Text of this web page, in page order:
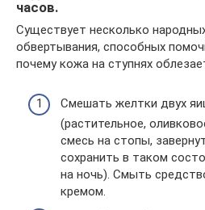
часов.
Существует несколько
обвертывания, способных
почему кожа на ступнях
Смешать желтки двух
(растительное,
смесь на стопы,
сохранить в таком
на ночь). Смыть
кремом.